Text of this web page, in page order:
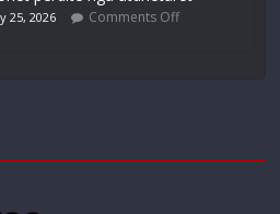
25, 2026 Comments Off